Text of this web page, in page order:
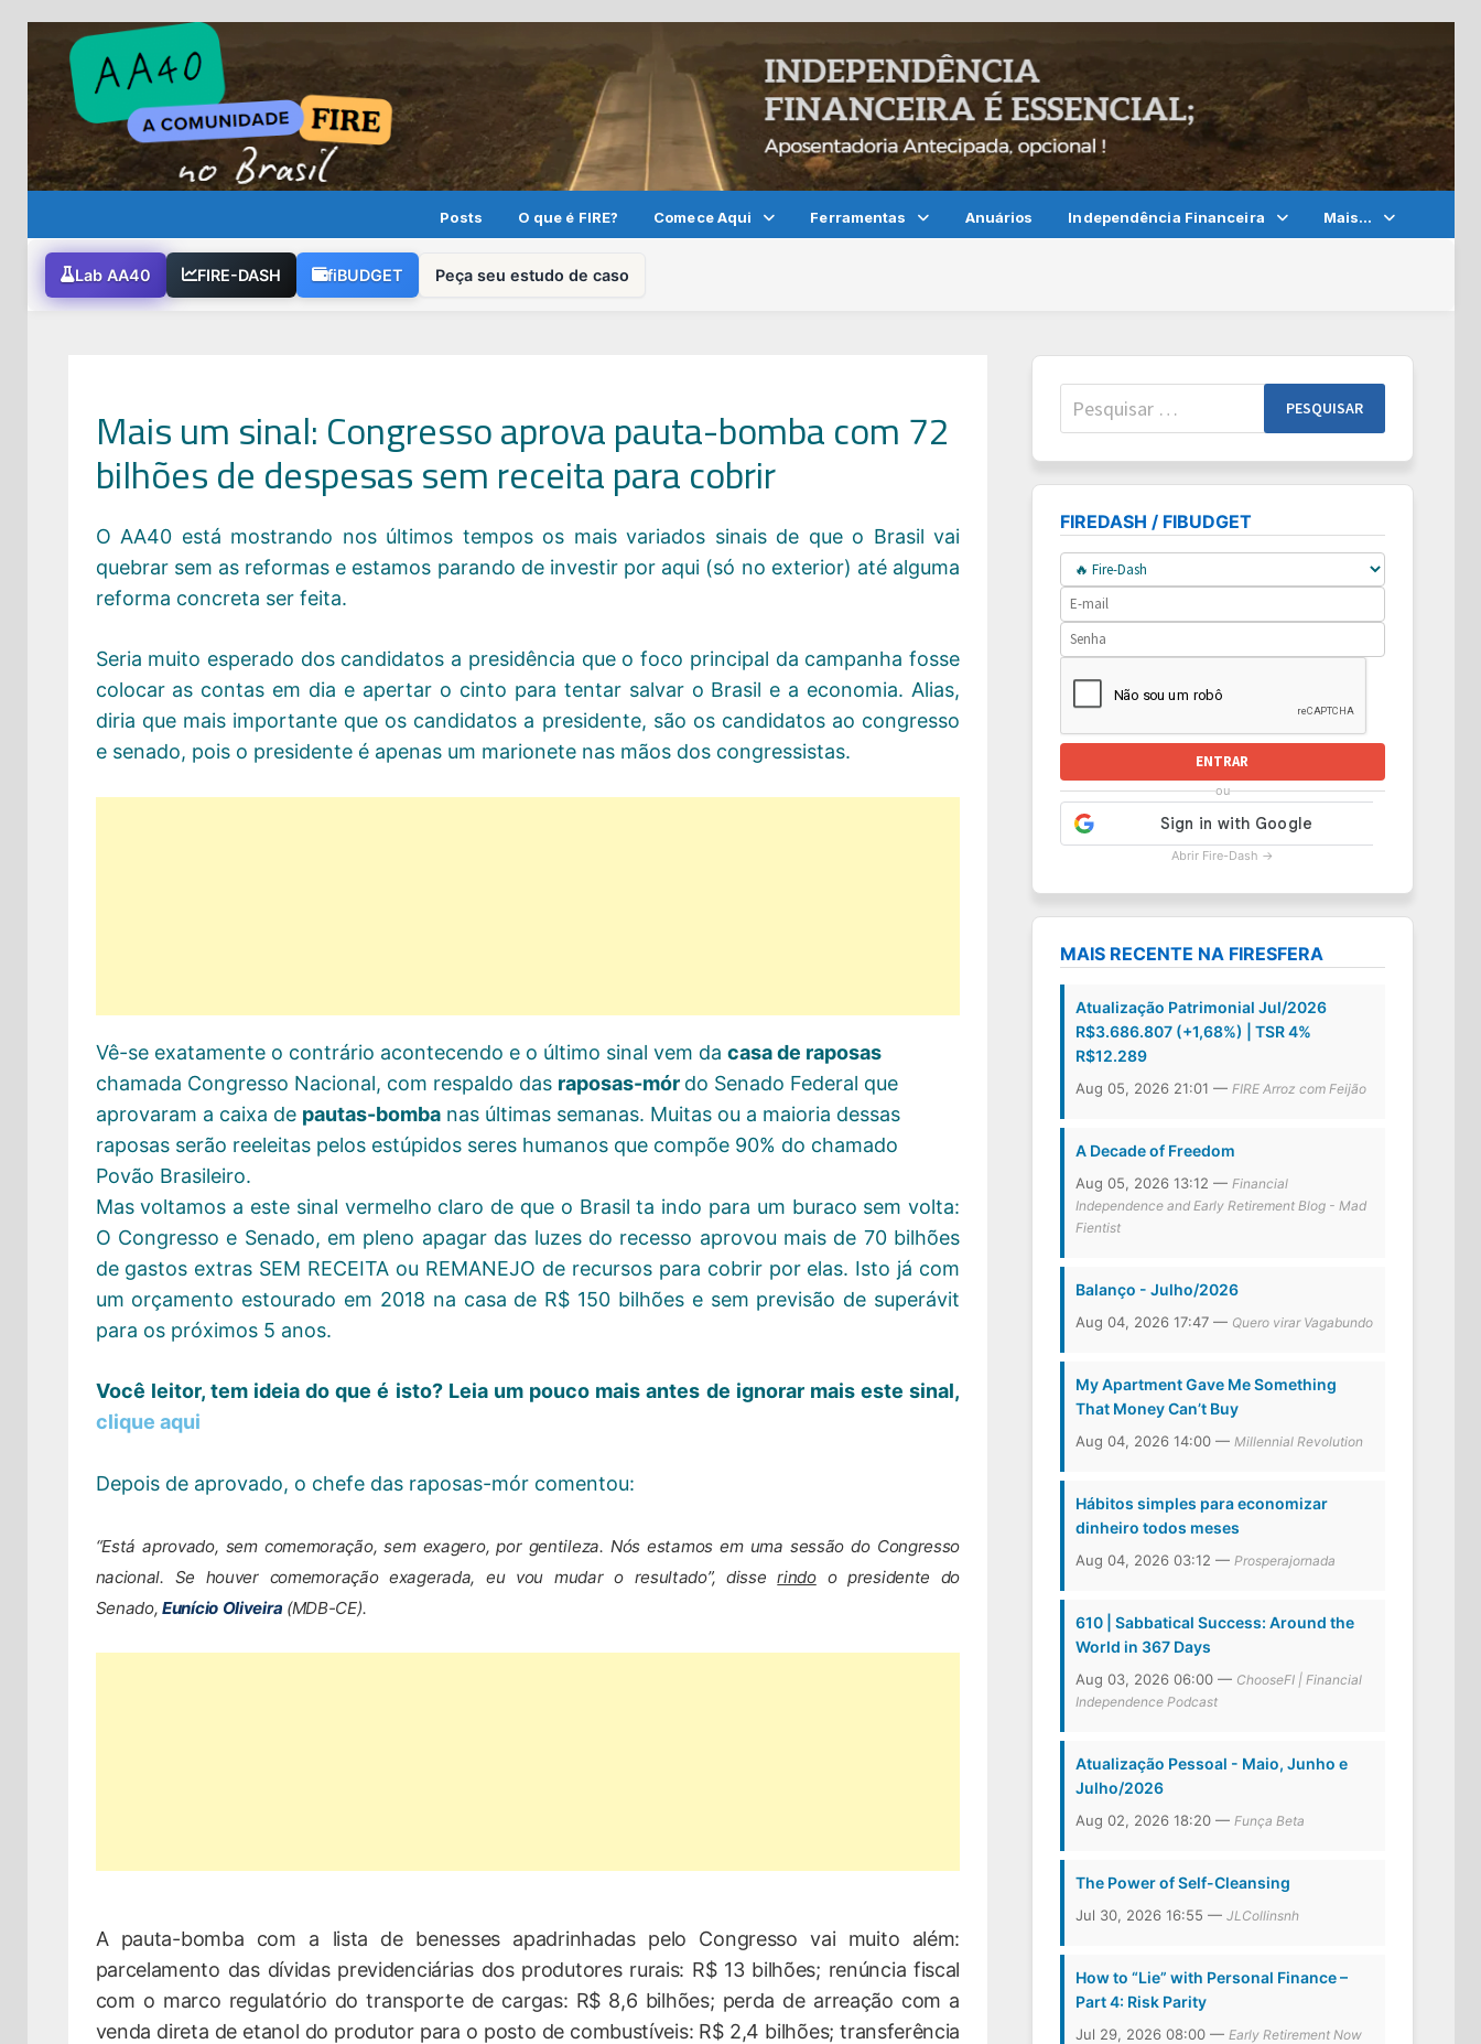
content
Posts O que é FIRE? Comece Aqui Ferramentas Anuários Independência Financeira Mais…
Lab AA40 FIRE-DASH fiBUDGET Peça seu estudo de caso
Mais um sinal: Congresso aprova pauta-bomba com 72
bilhões de despesas sem receita para cobrir
O AA40 está mostrando nos últimos tempos os mais variados sinais de que o Brasil vai
quebrar sem as reformas e estamos parando de investir por aqui (só no exterior) até alguma
reforma concreta ser feita.
Seria muito esperado dos candidatos a presidência que o foco principal da campanha fosse
colocar as contas em dia e apertar o cinto para tentar salvar o Brasil e a economia. Alias,
diria que mais importante que os candidatos a presidente, são os candidatos ao congresso
e senado, pois o presidente é apenas um marionete nas mãos dos congressistas.
Vê-se exatamente o contrário acontecendo e o último sinal vem da casa de raposas
chamada Congresso Nacional, com respaldo das raposas-mór do Senado Federal que
aprovaram a caixa de pautas-bombanas últimas semanas. Muitas ou a maioria dessas
raposas serão reeleitas pelos estúpidos seres humanos que compõe 90% do chamado
Povão Brasileiro.
Mas voltamos a este sinal vermelho claro de que o Brasil ta indo para um buraco sem volta:
O Congresso e Senado, em pleno apagar das luzes do recesso aprovou mais de 70 bilhões
de gastos extras SEM RECEITA ou REMANEJO de recursos para cobrir por elas. Isto já com
um orçamento estourado em 2018 na casa de R$ 150 bilhões e sem previsão de superávit
para os próximos 5 anos.
Você leitor, tem ideia do que é isto? Leia um pouco mais antes de ignorar mais este sinal,
clique aqui
Depois de aprovado, o chefe das raposas-mór comentou:
“Está aprovado, sem comemoração, sem exagero, por gentileza. Nós estamos em uma sessão do Congresso
nacional. Se houver comemoração exagerada, eu vou mudar o resultado”, disserindoo presidente do
Senado,Eunício Oliveira (MDB-CE).
A pauta-bomba com a lista de benesses apadrinhadas pelo Congresso vai muito além:
parcelamento das dívidas previdenciárias dos produtores rurais: R$ 13 bilhões; renúncia fiscal
com o marco regulatório do transporte de cargas: R$ 8,6 bilhões; perda de arreação com a
venda direta de etanol do produtor para o posto de combustíveis: R$ 2,4 bilhões; transferência
Pesquisar
por:
FIREDASH / FIBUDGET
ENTRAR
ou
Abrir Fire-Dash →
MAIS RECENTE NA FIRESFERA
Atualização Patrimonial Jul/2026
R$3.686.807 (+1,68%) | TSR 4%
R$12.289
Aug 05, 2026 21:01 —FIRE Arroz com Feijão
A Decade of Freedom
Aug 05, 2026 13:12 —Financial
Independence and Early Retirement Blog - Mad
Fientist
Balanço - Julho/2026
Aug 04, 2026 17:47 — Quero virar Vagabundo
My Apartment Gave Me Something
That Money Can’t Buy
Aug 04, 2026 14:00 —Millennial Revolution
Hábitos simples para economizar
dinheiro todos meses
Aug 04, 2026 03:12 —Prosperajornada
610 | Sabbatical Success: Around the
World in 367 Days
Aug 03, 2026 06:00 — ChooseFI | Financial
Independence Podcast
Atualização Pessoal - Maio, Junho e
Julho/2026
Aug 02, 2026 18:20 —Funça Beta
The Power of Self-Cleansing
Jul 30, 2026 16:55 —JLCollinsnh
How to “Lie” with Personal Finance –
Part 4: Risk Parity
Jul 29, 2026 08:00 —Early Retirement Now